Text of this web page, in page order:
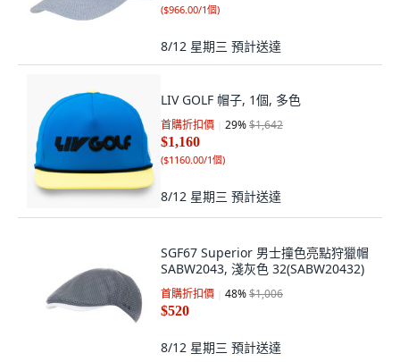
($966.00/1個)
8/12 星期三 預計送達
LIV GOLF 帽子, 1個, 多色
首購折扣價 29%$1,642
$1,160
($1160.00/1個)
8/12 星期三 預計送達
SGF67 Superior 男士撞色亮點狩獵帽
SABW2043, 淺灰色 32(SABW20432)
首購折扣價 48%$1,006
$520
8/12 星期三 預計送達